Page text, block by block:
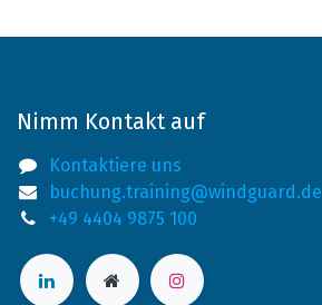
Nimm Kontakt auf
Kontaktiere uns
buchung.training@windguard.de
+49 4404 9875 100